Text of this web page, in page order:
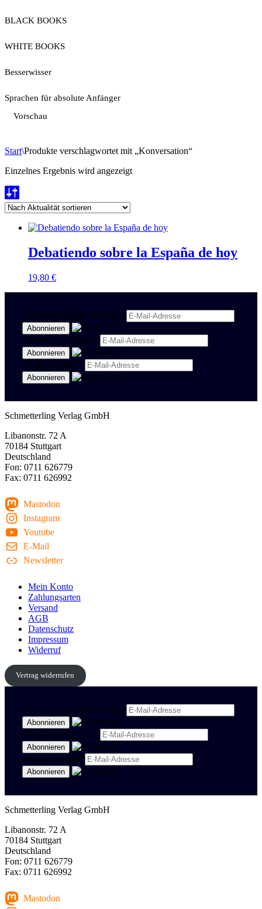
BLACK BOOKS
WHITE BOOKS
Besserwisser
Sprachen für absolute Anfänger
Vorschau
Start\Produkte verschlagwortet mit „Konversation“
Einzelnes Ergebnis wird angezeigt
Debatiendo sobre la España de hoy
19,80 €
Newsletter Politik & Kultur
Newsletter Spanisch
Region Stuttgart
Schmetterling Verlag GmbH
Libanonstr. 72 A
70184 Stuttgart
Deutschland
Fon: 0711 626779
Fax: 0711 626992
Mastodon
Instagram
Youtube
E-Mail
Newsletter
Mein Konto
Zahlungsarten
Versand
AGB
Datenschutz
Impressum
Widerruf
Vertrag widerrufen
Newsletter Politik & Kultur
Newsletter Spanisch
Region Stuttgart
Schmetterling Verlag GmbH
Libanonstr. 72 A
70184 Stuttgart
Deutschland
Fon: 0711 626779
Fax: 0711 626992
Mastodon